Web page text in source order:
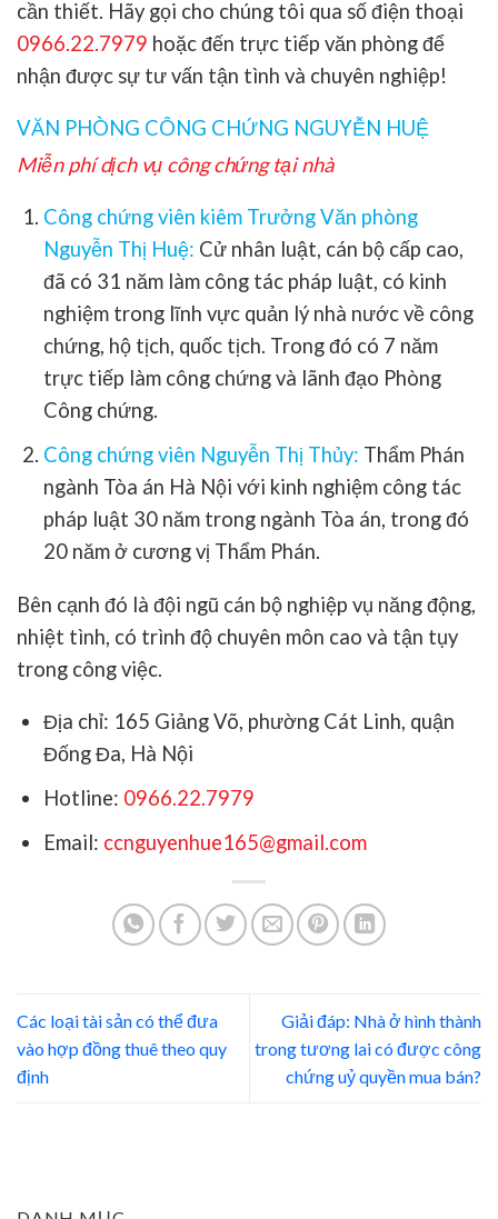
cần thiết. Hãy gọi cho chúng tôi qua số điện thoại
0966.22.7979 hoặc đến trực tiếp văn phòng để
nhận được sự tư vấn tận tình và chuyên nghiệp!
VĂN PHÒNG CÔNG CHỨNG NGUYỄN HUỆ
Miễn phí dịch vụ công chứng tại nhà
Công chứng viên kiêm Trưởng Văn phòng
Nguyễn Thị Huệ: Cử nhân luật, cán bộ cấp cao,
đã có 31 năm làm công tác pháp luật, có kinh
nghiệm trong lĩnh vực quản lý nhà nước về công
chứng, hộ tịch, quốc tịch. Trong đó có 7 năm
trực tiếp làm công chứng và lãnh đạo Phòng
Công chứng.
Công chứng viên Nguyễn Thị Thủy: Thẩm Phán
ngành Tòa án Hà Nội với kinh nghiệm công tác
pháp luật 30 năm trong ngành Tòa án, trong đó
20 năm ở cương vị Thẩm Phán.
Bên cạnh đó là đội ngũ cán bộ nghiệp vụ năng động,
nhiệt tình, có trình độ chuyên môn cao và tận tụy
trong công việc.
Địa chỉ: 165 Giảng Võ, phường Cát Linh, quận
Đống Đa, Hà Nội
Hotline: 0966.22.7979
Email: ccnguyenhue165@gmail.com
Các loại tài sản có thể đưa
vào hợp đồng thuê theo quy
định
Giải đáp: Nhà ở hình thành
trong tương lai có được công
chứng uỷ quyền mua bán?